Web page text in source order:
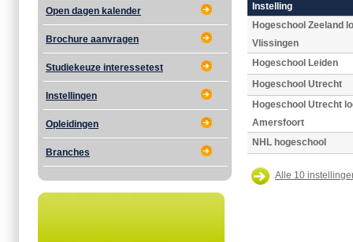
Open dagen kalender
Brochure aanvragen
Studiekeuze interessetest
Instellingen
Opleidingen
Branches
Instelling
Hogeschool Zeeland
Vlissingen
Hogeschool Leiden
Hogeschool Utrecht
Hogeschool Utrecht
Amersfoort
NHL hogeschool
Alle 10